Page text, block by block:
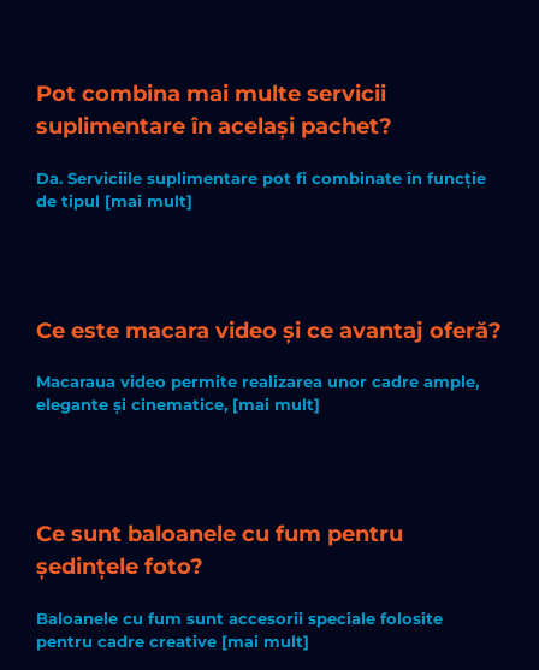
Pot combina mai multe servicii
suplimentare în același pachet?
Da. Serviciile suplimentare pot fi combinate în funcție
de tipul [mai mult]
Ce este macara video și ce avantaj oferă?
Macaraua video permite realizarea unor cadre ample,
elegante și cinematice, [mai mult]
Ce sunt baloanele cu fum pentru
ședințele foto?
Baloanele cu fum sunt accesorii speciale folosite
pentru cadre creative [mai mult]